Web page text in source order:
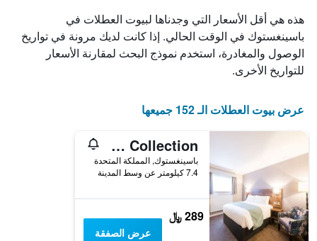
يعرض
أيام
الأسبوع.
يتضمن
المخطط
محور
Y
يعرض
متوسط
سعر
غرفة
هذه هي أقل الأسعار التي وجدناها لبيوت العطلات في
باسينغستوك في الوقت الحالي. إذا كانت لديك مرونة في تواريخ
الوصول والمغادرة، استخدم نموذج البحث لمقارنة الأسعار
للتواريخ الأخرى.
عرض بيوت العطلات الـ 152 جميعها
The Beach Arms by Innkeeper's Collection
باسينغستوك, المملكة المتحدة
7.4 كيلومتر عن وسط المدينة
289 ﷼
عرض الصفقة